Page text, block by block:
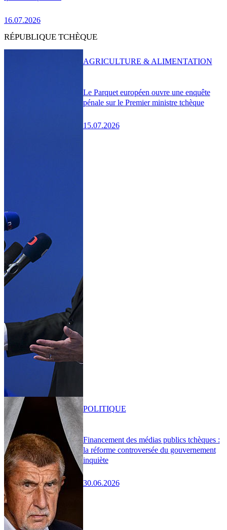
16.07.2026
RÉPUBLIQUE TCHÈQUE
Le Parquet européen ouvre une enquête
pénale sur le Premier ministre tchèque
15.07.2026
AGRICULTURE & ALIMENTATION
Financement des médias publics tchèques :
la réforme controversée du gouvernement
inquiète
30.06.2026
POLITIQUE